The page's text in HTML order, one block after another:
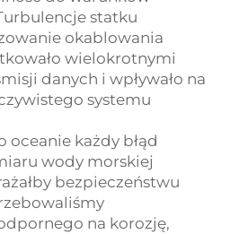
statku
okablowania
wielokrotnymi
danych i wpływało na
systemu
oceanie każdy błąd
wody morskiej
bezpieczeństwu
na korozję,